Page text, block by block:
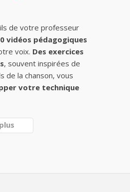
de votre professeur
vidéos pédagogiques
voix. Des exercices
, souvent inspirées de
de la chanson, vous
votre technique